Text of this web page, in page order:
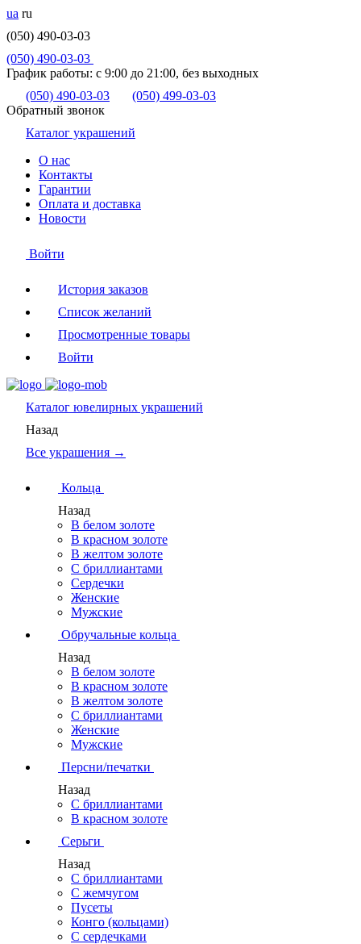
ua ru
(050) 490-03-03
(050) 490-03-03
График работы: с 9:00 до 21:00, без выходных
(050) 490-03-03
(050) 499-03-03
Обратный звонок
Каталог украшений
О нас
Контакты
Гарантии
Оплата и доставка
Новости
Войти
История заказов
Список желаний
Просмотренные товары
Войти
Каталог ювелирных украшений
Назад
Все украшения →
Кольца
Назад
В белом золоте
В красном золоте
В желтом золоте
С бриллиантами
Сердечки
Женские
Мужские
Обручальные кольца
Назад
В белом золоте
В красном золоте
В желтом золоте
С бриллиантами
Женские
Мужские
Персни/печатки
Назад
С бриллиантами
В красном золоте
Серьги
Назад
С бриллиантами
С жемчугом
Пусеты
Конго (кольцами)
С сердечками